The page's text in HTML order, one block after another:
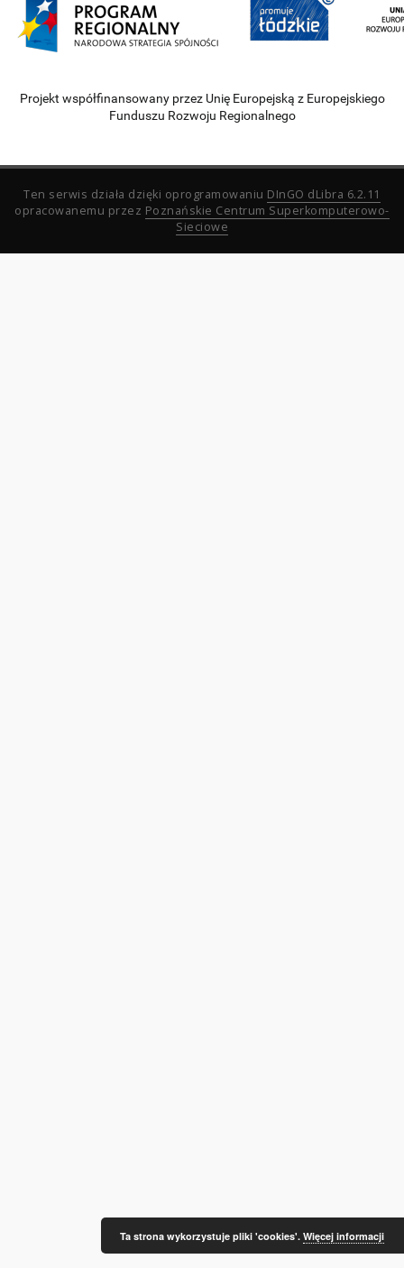
Projekt współfinansowany przez Unię Europejską z Europejskiego
Funduszu Rozwoju Regionalnego
Ten serwis działa dzięki oprogramowaniu DInGO dLibra 6.2.11
opracowanemu przez Poznańskie Centrum Superkomputerowo-
Sieciowe
Ta strona wykorzystuje pliki 'cookies'. Więcej informacji